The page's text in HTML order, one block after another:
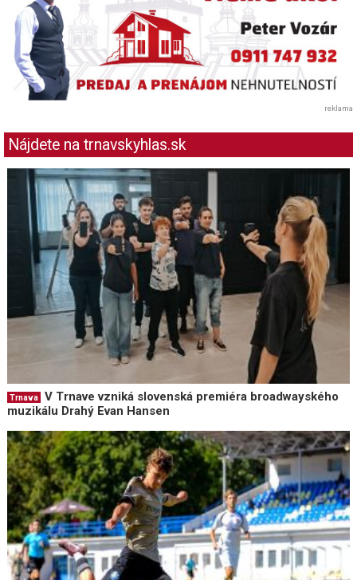
reklama
Nájdete na trnavskyhlas.sk
Trnava
V Trnave vzniká slovenská premiéra broadwayského
muzikálu Drahý Evan Hansen